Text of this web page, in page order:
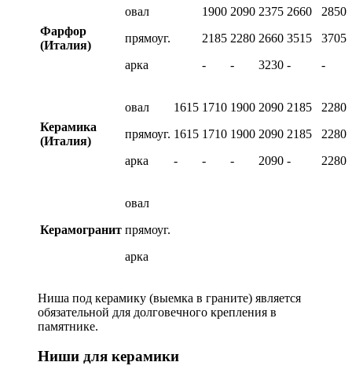
Фарфор
(Италия)
овал
прямоуг.
арка
1900
2185
-
2090
2280
-
2375
2660
3230
2660
3515
-
2850
3705
-
Керамика
(Италия)
овал
прямоуг.
арка
1615
1615
-
1710
1710
-
1900
1900
-
2090
2090
2090
2185
2185
-
2280
2280
2280
Керамогранит
овал
прямоуг.
арка
Ниша под керамику (выемка в граните) является
обязательной для долговечного крепления в
памятнике.
Ниши для керамики